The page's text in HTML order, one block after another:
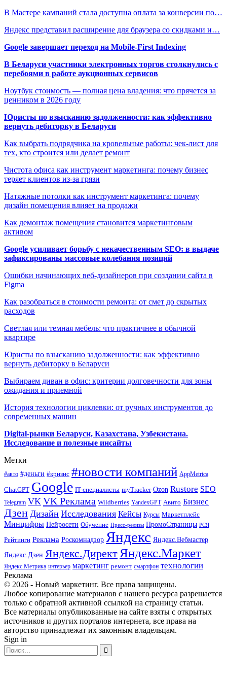
В Мастере кампаний стала доступна оплата за конверсии по…
Яндекс представил расширение для браузера со скидками и…
Google завершает переход на Mobile-First Indexing
В Беларуси участники электронных торгов столкнулись с
перебоями в работе аукционных сервисов
Ноутбук стоимость — полная цена владения: что прячется за
ценником в 2026 году
Юристы по взысканию задолженности: как эффективно
вернуть дебиторку в Беларуси
Как выбрать подрядчика на кровельные работы: чек-лист для
тех, кто строится или делает ремонт
Чистота офиса как инструмент маркетинга: почему бизнес
теряет клиентов из-за грязи
Натяжные потолки как инструмент маркетинга: почему
дизайн помещения влияет на продажи
Как демонтаж помещения становится маркетинговым
активом
Google усиливает борьбу с некачественным SEO: в выдаче
зафиксированы массовые колебания позиций
Ошибки начинающих веб-дизайнеров при создании сайта в
Figma
Как разобраться в стоимости ремонта: от смет до скрытых
расходов
Светлая или темная мебель: что практичнее в обычной
квартире
Юристы по взысканию задолженности: как эффективно
вернуть дебиторку в Беларуси
Выбираем диван в офис: критерии долговечности для зоны
ожидания и приемной
История технологии циклевки: от ручных инструментов до
современных машин
Digital-рынки Беларуси, Казахстана, Узбекистана.
Исследование и полезные инсайты
Метки
#авто #деньги #кризис #новости компаний AppMetrica
ChatGPT Google IT-специалисты myTracker Ozon Rustore SEO
Telegram VK VK Реклама Wildberries YandexGPT Авито Бизнес
Дзен Дизайн Исследования Кейсы Курсы Маркетплейс
Минцифры Нейросети Обучение Пресс-релизы ПромоСтраницы РСЯ
Рейтинги Реклама Роскомнадзор Яндекс Яндекс.Вебмастер
Яндекс.Дзен Яндекс.ДиректЯндекс.Маркет
Яндекс.Метрика интерьер маркетинг ремонт смартфон технологии
Реклама
© 2026 - Новый маркетинг. Все права защищены.
Любое копирование материалов с нашего ресурса разрешается
только с обратной активной ссылкой на страницу статьи.
Все материалы опубликованные на сайте взяты с открытых
источников и других порталов интернета, все права на
авторство принадлежат их законным владельцам.
Sign in